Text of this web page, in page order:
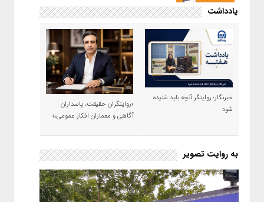
یادداشت
خبرنگار؛ روایتگر آنچه باید شنیده
شود
«روایتگران حقیقت، پاسداران
آگاهی و معماران افکار عمومی،»
به روایت تصویر